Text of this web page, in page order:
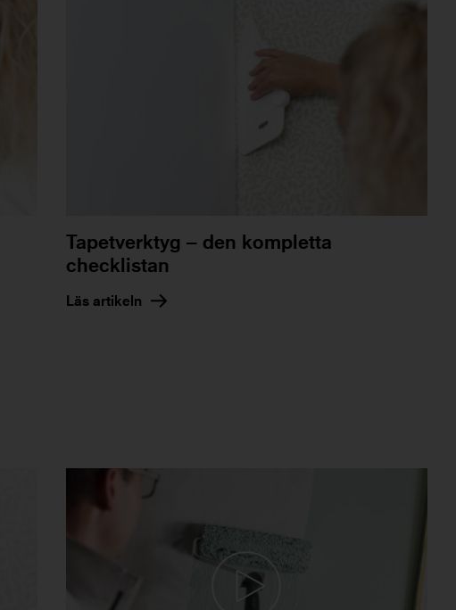
Tapetverktyg – den kompletta
checklistan
Läs artikeln